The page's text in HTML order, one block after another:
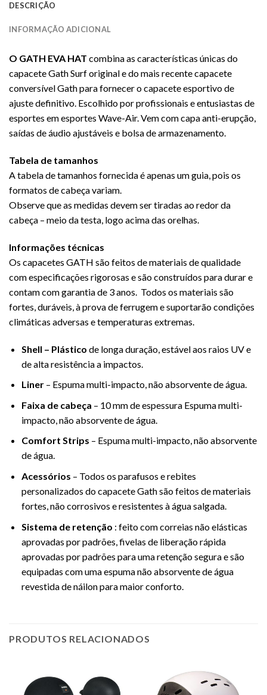
DESCRIÇÃO
INFORMAÇÃO ADICIONAL
O GATH EVA HAT combina as características únicas do
capacete Gath Surf original e do mais recente capacete
conversível Gath para fornecer o capacete esportivo de
ajuste definitivo. Escolhido por profissionais e entusiastas de
esportes em esportes Wave-Air.Vem com capa anti-erupção,
saídas de áudio ajustáveis ​​e bolsa de armazenamento.
Tabela de tamanhos
A tabela de tamanhos fornecida é apenas um guia, pois os
formatos de cabeça variam.
Observe que as medidas devem ser tiradas ao redor da
cabeça – meio da testa, logo acima das orelhas.
Informações técnicas
Os capacetes GATH são feitos de materiais de qualidade
com especificações rigorosas e são construídos para durar e
contam com garantia de 3 anos. Todos os materiais são
fortes, duráveis, à prova de ferrugem e suportarão condições
climáticas adversas e temperaturas extremas.
Shell – Plástico de longa duração, estável aos raios UV e
de alta resistência a impactos.
Liner – Espuma multi-impacto, não absorvente de água.
Faixa de cabeça – 10 mm de espessura Espuma multi-
impacto, não absorvente de água.
Comfort Strips – Espuma multi-impacto, não absorvente
de água.
Acessórios – Todos os parafusos e rebites
personalizados do capacete Gath são feitos de materiais
fortes, não corrosivos e resistentes à água salgada.
Sistema de retenção : feito com correias não elásticas
aprovadas por padrões, fivelas de liberação rápida
aprovadas por padrões para uma retenção segura e são
equipadas com uma espuma não absorvente de água
revestida de náilon para maior conforto.
PRODUTOS RELACIONADOS